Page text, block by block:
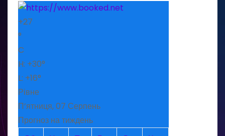
+27
°
C
H: +30°
L: +16°
Рівне
П’ятниця, 07 Серпень
Прогноз на тиждень